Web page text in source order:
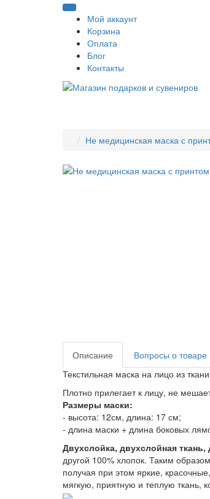
Мой аккаунт
Корзина
Оплата
Блог
Контакты
Не медицинская маска с
Описание
Вопросы о товаре
Текстильная маска на лицо из
Плотно прилегает к лицу, не
Размеры маски:
- высота: 12см, длина: 17 см;
- длина маски + длина боковых
Двухслойка, двухслойная
другой 100% хлопок. Таким
получая при этом яркие,
мягкую, приятную и теплую ткань,